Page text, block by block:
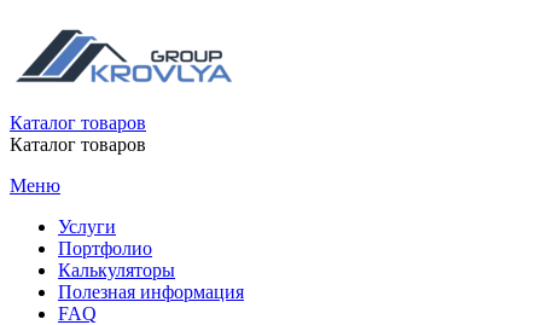
Каталог товаров
Каталог товаров
Меню
Услуги
Портфолио
Калькуляторы
Полезная информация
FAQ